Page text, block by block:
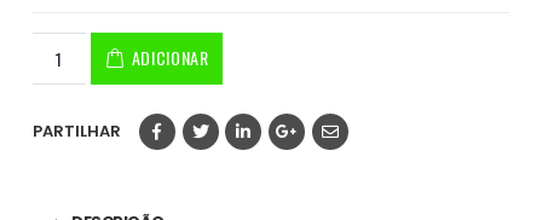
ADICIONAR
PARTILHAR